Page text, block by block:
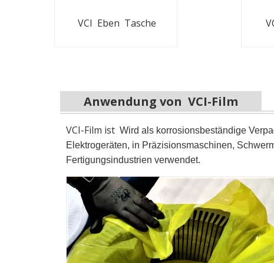
VCI Eben Tasche
Anwendung von VCI-Film
VCI-Film ist Wird als korrosionsbeständige
Elektrogeräten, in Präzisionsmaschinen,
Fertigungsindustrien verwendet.